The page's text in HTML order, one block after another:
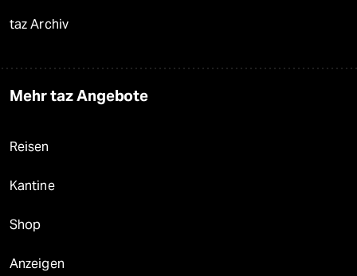
taz Archiv
Mehr taz Angebote
Reisen
Kantine
Shop
Anzeigen